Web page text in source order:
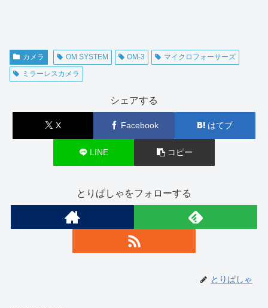
カメラ OM SYSTEM OM-3
マイクロフォーサーズ
ミラーレスカメラ
シェアする
X Facebook はてブ
LINE コピー
とりぱしゃをフォローする
とりぱしゃ